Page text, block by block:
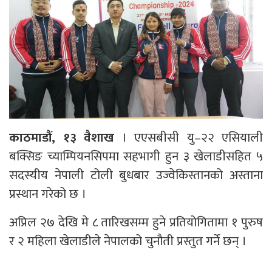
काठमाडौं, १३ वैशाख । एएसबीसी यु–२२ एसियाली
बक्सिङ च्याम्पियनसिपमा सहभागी हुन ३ खेलाडीसहित ५
सदस्यीय नेपाली टोली बुधबार उज्वेकिस्तानको अस्ताना
प्रस्थान गरेको छ ।
अप्रिल २७ देखि मे ८ तारिखसम्म हुने प्रतियोगितामा १ पुरुष
र २ महिला खेलाडीले नेपालको चुनौती प्रस्तुत गर्ने छन् ।